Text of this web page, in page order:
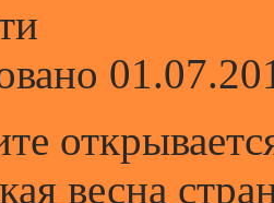
весна